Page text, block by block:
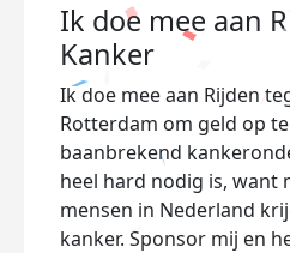
Ik doe mee aan
Kanker
Ik doe mee aan Rijden
Rotterdam om geld op
baanbrekend
heel hard nodig is, want
mensen in Nederland
kanker. Sponsor mij en